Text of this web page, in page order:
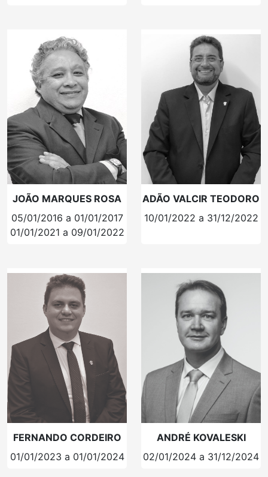
JOÃO MARQUES ROSA
05/01/2016 a 01/01/2017
01/01/2021 a 09/01/2022
ADÃO VALCIR TEODORO
10/01/2022 a 31/12/2022
FERNANDO CORDEIRO
01/01/2023 a 01/01/2024
ANDRÉ KOVALESKI
02/01/2024 a 31/12/2024